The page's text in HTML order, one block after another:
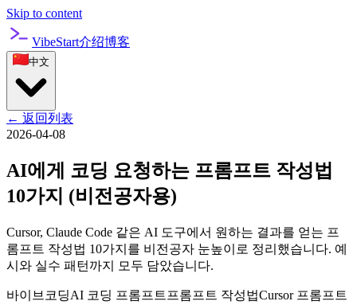
Skip to content
VibeStart介绍博客
中文
← 返回列表
2026-04-08
AI에게 코딩 요청하는 프롬프트 작성법
10가지 (비전공자용)
Cursor, Claude Code 같은 AI 도구에서 원하는 결과를 얻는 프
롬프트 작성법 10가지를 비전공자 눈높이로 정리했습니다. 예
시와 실수 패턴까지 모두 담았습니다.
바이브코딩AI 코딩 프롬프트 프롬프트 작성법Cursor 프롬프트